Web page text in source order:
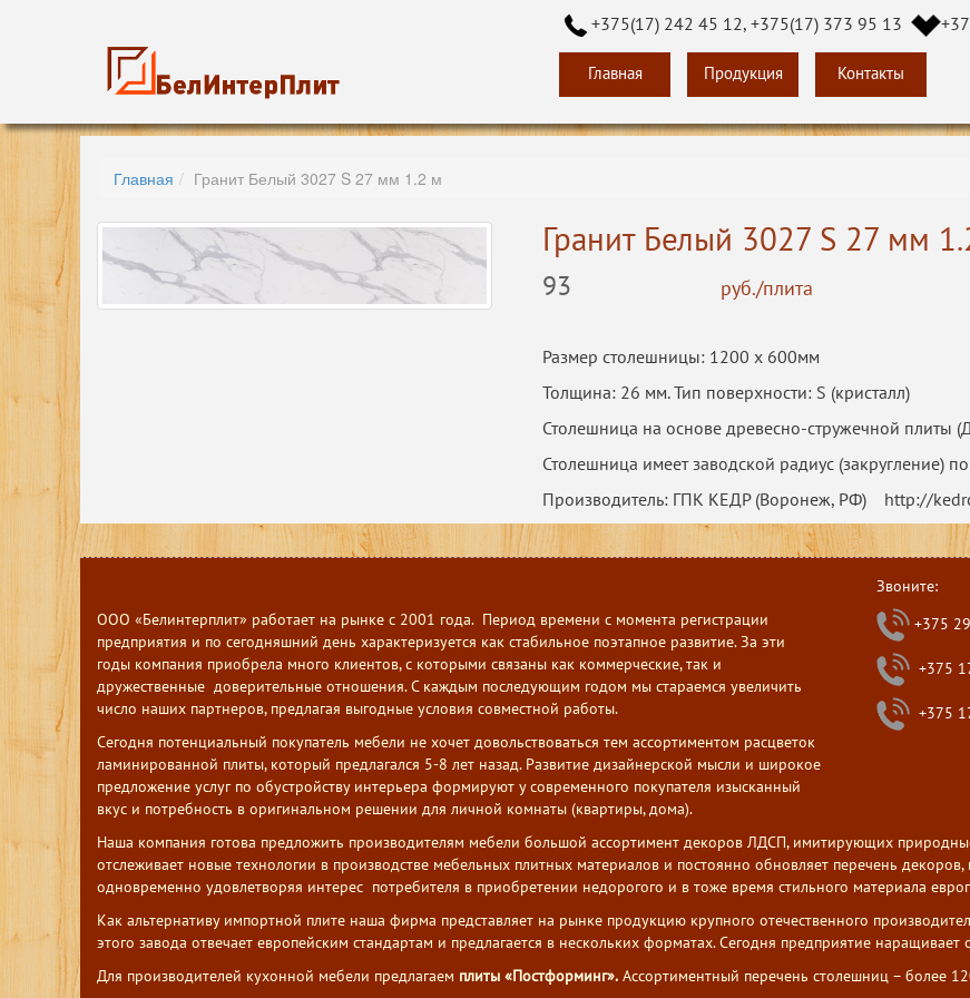
+375(17) 242 45 12, +375(17) 373 95 13
Главная Продукция Контакты
Главная Гранит Белый 3027 S 27 мм 1.2 м
Гранит Белый 3027 S 27 мм
93 руб./плита
Размер столешницы: 1200 х 600мм
Толщина: 26 мм. Тип поверхности: S (кристалл)
Столешница на основе древесно-стружечной плиты
Столешница имеет заводской радиус (закругление)
Производитель: ГПК КЕДР (Воронеж, РФ) http://
ООО «Белинтерплит» работает на рынке с 2001 года. Период времени с момента регистрации
предприятия и по сегодняшний день характеризуется как стабильное поэтапное развитие. За эти
годы компания приобрела много клиентов, с которыми связаны как коммерческие, так и
дружественные доверительные отношения. С каждым последующим годом мы стараемся увеличить
число наших партнеров, предлагая выгодные условия совместной работы.
Сегодня потенциальный покупатель мебели не хочет довольствоваться тем ассортиментом расцветок
ламинированной плиты, который предлагался 5-8 лет назад. Развитие дизайнерской мысли и широкое
предложение услуг по обустройству интерьера формируют у современного покупателя изысканный
вкус и потребность в оригинальном решении для личной комнаты (квартиры, дома).
Звоните:
+375
+375
+375
Наша компания готова предложить производителям мебели большой ассортимент декоров ЛДСП, имитирующих
отслеживает новые технологии в производстве мебельных плитных материалов и постоянно обновляет перечень
одновременно удовлетворяя интерес потребителя в приобретении недорогого и в тоже время стильного материала
Как альтернативу импортной плите наша фирма представляет на рынке продукцию крупного отечественного
этого завода отвечает европейским стандартам и предлагается в нескольких форматах. Сегодня предприятие
Для производителей кухонной мебели предлагаем плиты «Постформинг». Ассортиментный перечень столешниц – более